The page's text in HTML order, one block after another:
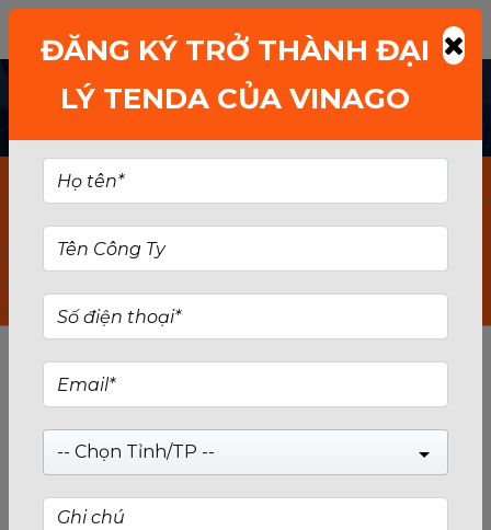
Sản phẩm gia
đình
ĐĂNG KÝ TRỞ THÀNH ĐẠI
LÝ TENDA CỦA VINAGO
-- Chọn Tỉnh/TP --